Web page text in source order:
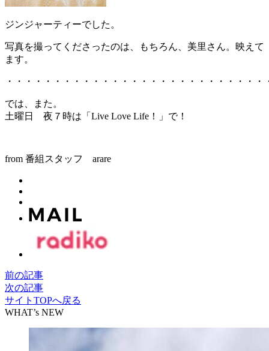
ジンジャーティーでした。
写真を撮ってくださったのは、もちろん、美里さん。映えて
ます。
・・・・・・・・・・・・・・・・・・・・・・・・・・
では、また。
土曜日 夜７時は「Live Love Life！」で！
from 番組スタッフ arare
前の記事
次の記事
サイトTOPへ戻る
WHAT’s NEW